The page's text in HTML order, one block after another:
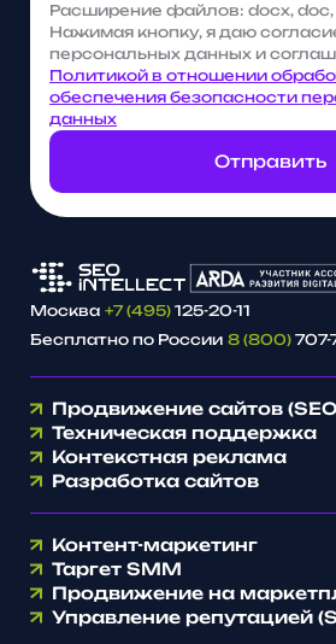
Отправить
Нажимая кнопку, я даю
персональных данных и
Политикой в отношении
обеспечения безопасности
данных
Расширение файлов: docx, doc,
Москва +7 (495) 125-20-11
Бесплатно по России 8 (800) 707-
Продвижение сайтов
Техническая поддержка
Контекстная реклама
Разработка сайтов
Контент-маркетинг
Таргет SMM
Продвижение на
Управление репутацией